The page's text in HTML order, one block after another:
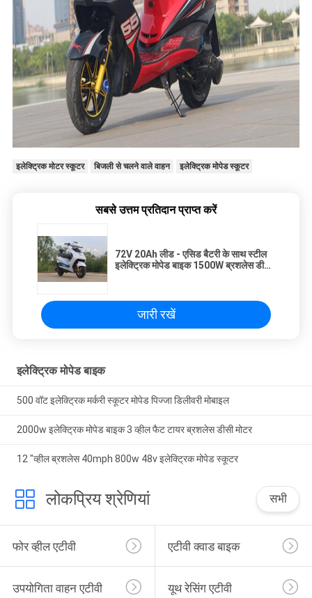
इलेक्ट्रिक मोटर स्कूटर बिजली से चलने वाले वाहन इलेक्ट्रिक मोपेड स्कूटर
सबसे उत्तम प्रतिदान प्राप्त करें
72V 20Ah लीड - एसिड बैटरी के साथ स्टील
इलेक्ट्रिक मोपेड बाइक 1500W ब्रशलेस डीसी
जारी रखें
इलेक्ट्रिक मोपेड बाइक
500 वॉट इलेक्ट्रिक मर्करी स्कूटर मोपेड पिज्जा डिलीवरी मोबाइल
2000w इलेक्ट्रिक मोपेड बाइक 3 व्हील फैट टायर ब्रशलेस डीसी मोटर
12 "व्हील ब्रशलेस 40mph 800w 48v इलेक्ट्रिक मोपेड स्कूटर
लोकप्रिय श्रेणियां सभी
फोर व्हील एटीवी एटीवी क्वाड बाइक
उपयोगिता वाहन एटीवी यूथ रेसिंग एटीवी